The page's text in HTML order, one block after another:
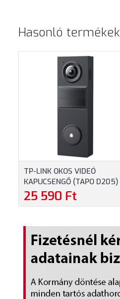
Hasonló termékek
TP-LINK OKOS VIDEÓ
KAPUCSENGŐ (TAPO D205)
25 590 Ft